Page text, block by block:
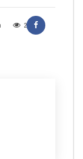
2